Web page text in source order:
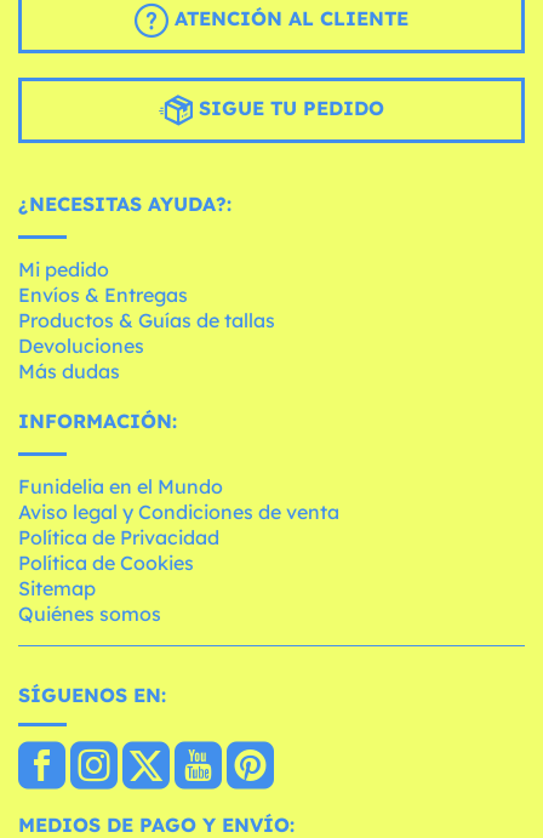
ATENCIÓN AL CLIENTE
SIGUE TU PEDIDO
¿NECESITAS AYUDA?:
Mi pedido
Envíos & Entregas
Productos & Guías de tallas
Devoluciones
Más dudas
INFORMACIÓN:
Funidelia en el Mundo
Aviso legal y Condiciones de venta
Política de Privacidad
Política de Cookies
Sitemap
Quiénes somos
SÍGUENOS EN:
MEDIOS DE PAGO Y ENVÍO: